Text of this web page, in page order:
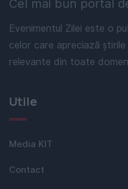
Cel mai bun portal
Evenimentul Zilei este o
celor care apreciază
relevante din toate
Utile
Media KIT
Contact